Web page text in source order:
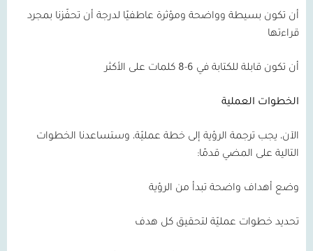
أن تكون بسيطة وواضحة ومؤثرة عاطفيًا لدرجة أن تحفّزنا بمجرد
قراءتها
أن تكون قابلة للكتابة في 6-8 كلمات على الأكثر
الخطوات العملية
الآن، يجب ترجمة الرؤية إلى خطة عمليّة، وستساعدنا الخطوات
التالية على المضي قدمًا:
وضع أهداف واضحة تبدأ من الرؤية
تحديد خطوات عمليّة لتحقيق كل هدف